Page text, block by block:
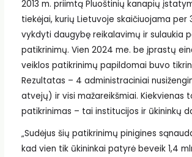
2013 m. priimtą Pluoštinių kanapių
tiekėjai, kurių Lietuvoje skaičiuojama per
vykdyti daugybę reikalavimų ir sulaukia
patikrinimų. Vien 2024 me. be įprastų
veiklos patikrinimų papildomai buvo
Rezultatas – 4 administraciniai
atvejų) ir visi mažareikšmiai. Kiekvienas
patikrinimas – tai institucijos ir ūkininkų
„Sudėjus šių patikrinimų pinigines
kad vien tik ūkininkai patyrė beveik 1,4